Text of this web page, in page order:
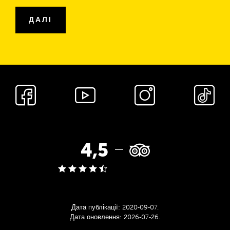
ДАЛІ
Соціальні
мережі
Рейтинг
Tripadvisor:
4,5
Дата публікації: 2020‑09‑07.
Дата оновлення: 2026‑07‑26.